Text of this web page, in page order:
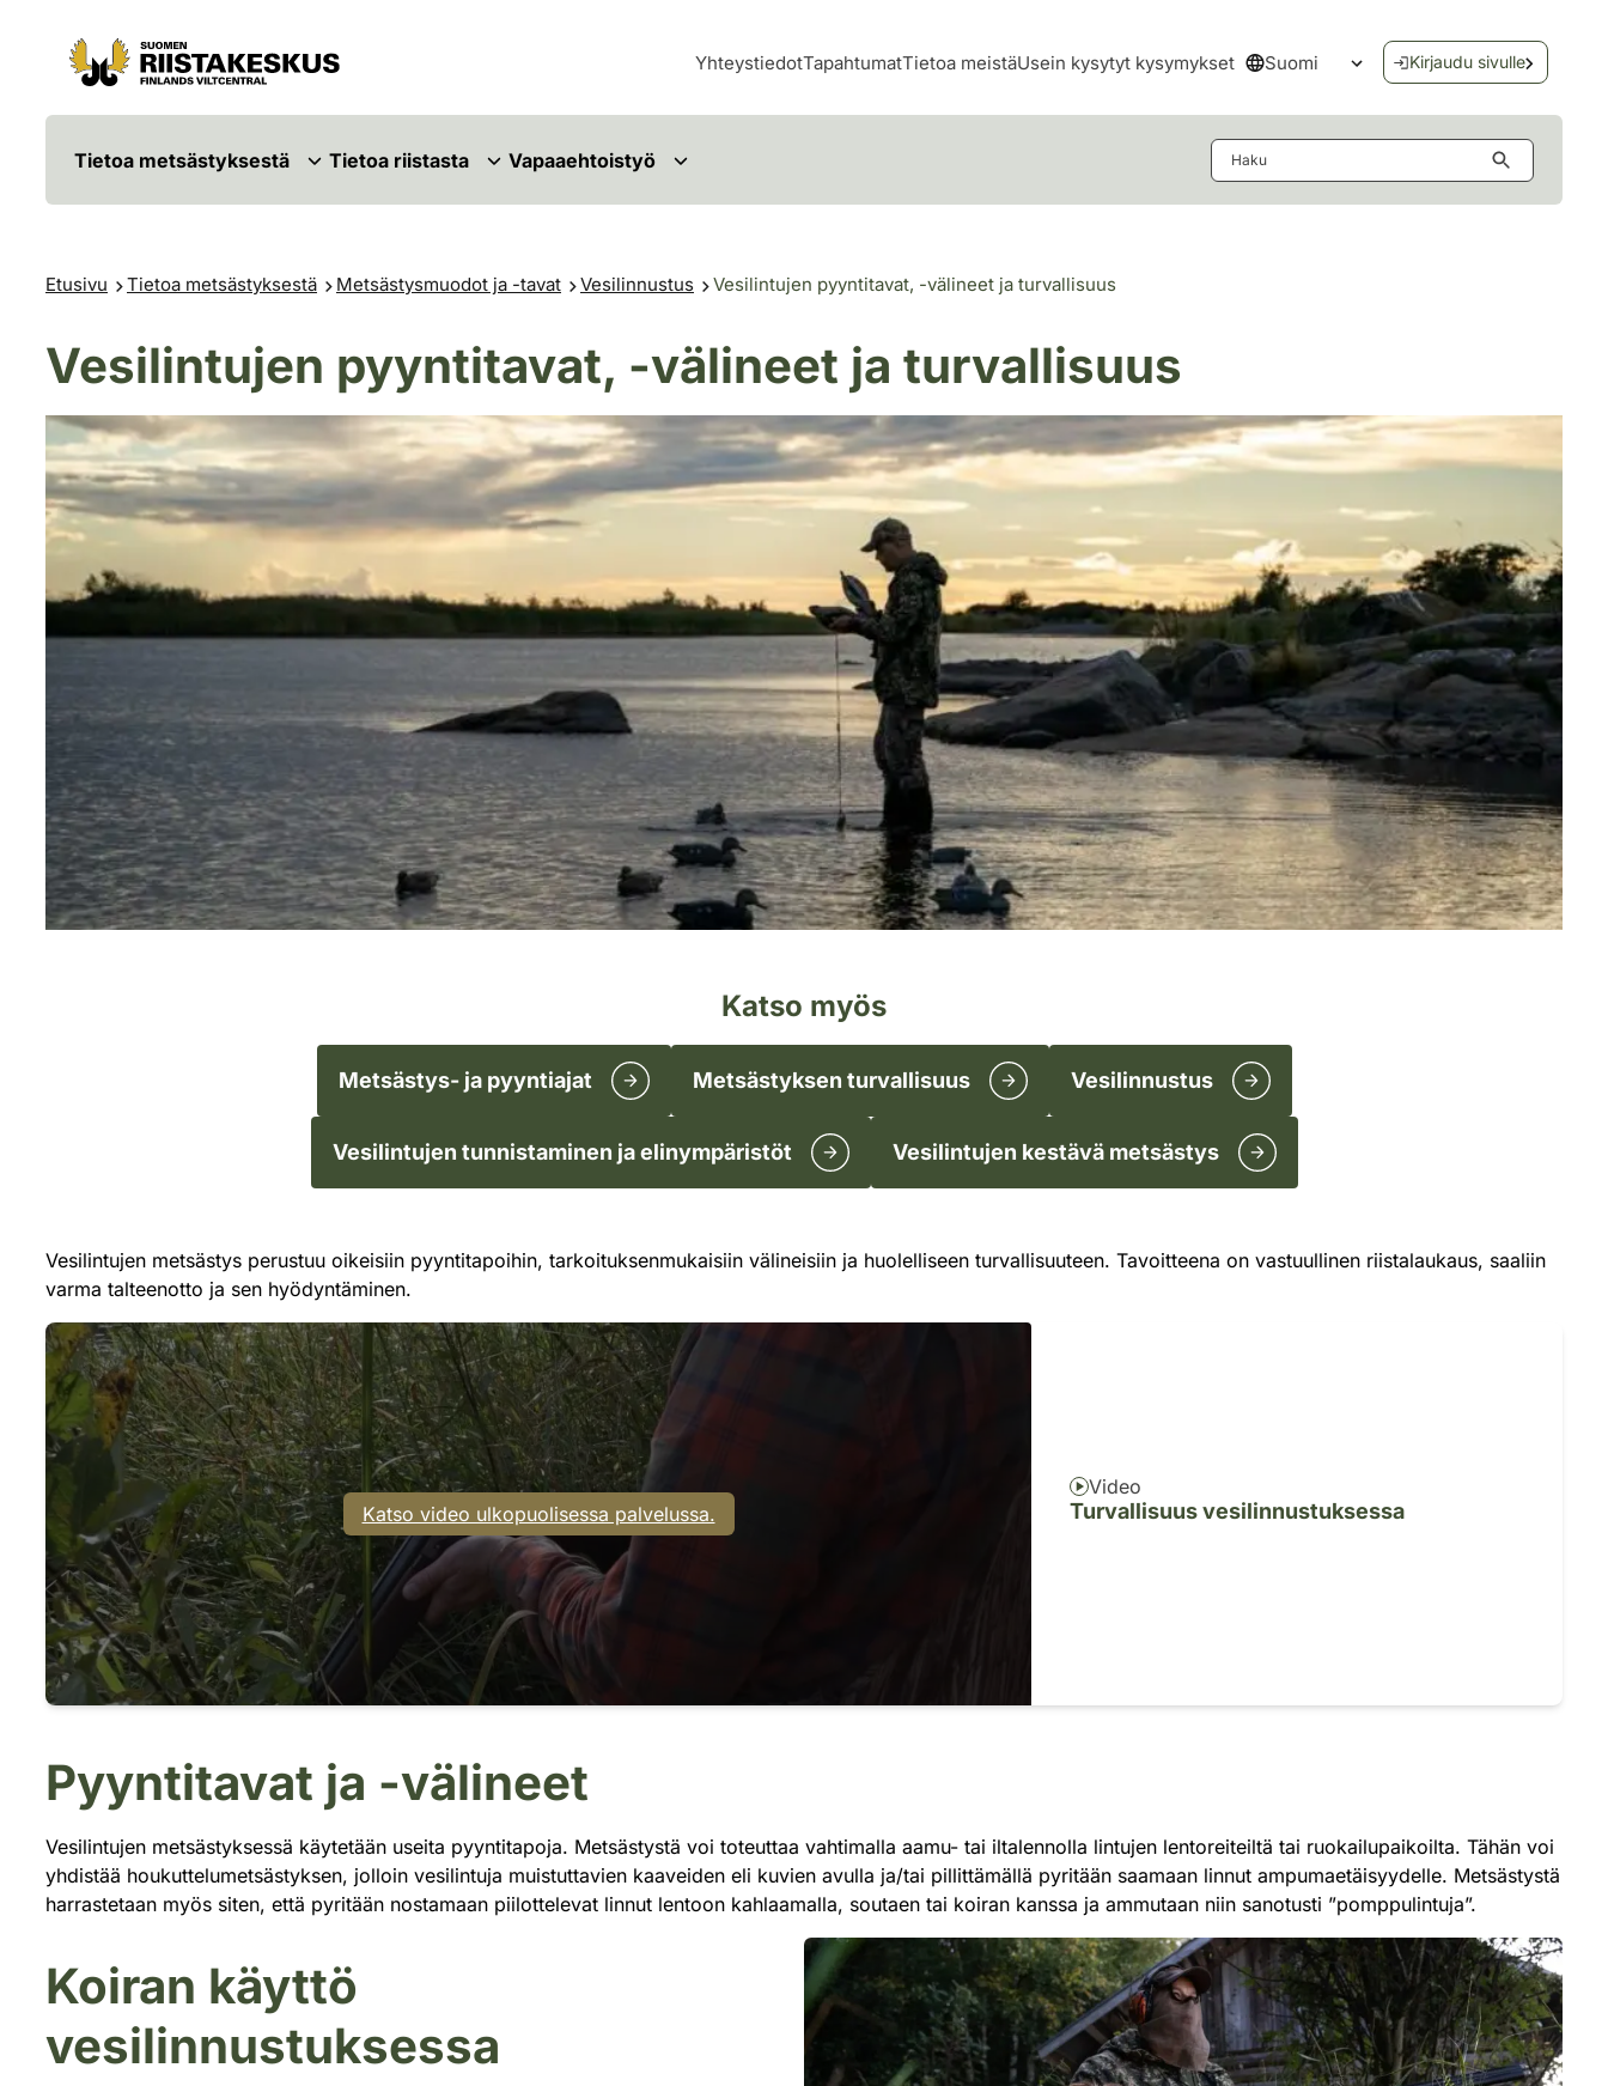
Siirry sisältöön
Siirry sivustokarttaan
YhteystiedotTapahtumatTietoa meistäUsein kysytyt kysymykset Suomi
Avaa kielivalikko
Kirjaudu sivulle
Tietoa metsästyksestä Tietoa riistasta Vapaaehtoistyö
Etusivu Tietoa metsästyksestä Metsästysmuodot ja -tavat Vesilinnustus Vesilintujen pyyntitavat, -välineet ja turvallisuus
Vesilintujen pyyntitavat, -välineet ja turvallisuus
Katso myös
Metsästys- ja pyyntiajat Metsästyksen turvallisuus Vesilinnustus
Vesilintujen tunnistaminen ja elinympäristöt Vesilintujen kestävä metsästys
Vesilintujen metsästys perustuu oikeisiin pyyntitapoihin, tarkoituksenmukaisiin välineisiin ja huolelliseen turvallisuuteen. Tavoitteena on vastuullinen riistalaukaus, saaliin
varma talteenotto ja sen hyödyntäminen.
Katso video ulkopuolisessa palvelussa.
Video
Turvallisuus vesilinnustuksessa
Pyyntitavat ja -välineet
Vesilintujen metsästyksessä käytetään useita pyyntitapoja. Metsästystä voi toteuttaa vahtimalla aamu- tai iltalennolla lintujen lentoreiteiltä tai ruokailupaikoilta. Tähän voi
yhdistää houkuttelumetsästyksen, jolloin vesilintuja muistuttavien kaaveiden eli kuvien avulla ja/tai pillittämällä pyritään saamaan linnut ampumaetäisyydelle. Metsästystä
harrastetaan myös siten, että pyritään nostamaan piilottelevat linnut lentoon kahlaamalla, soutaen tai koiran kanssa ja ammutaan niin sanotusti ”pomppulintuja”.
Koiran käyttö
vesilinnustuksessa